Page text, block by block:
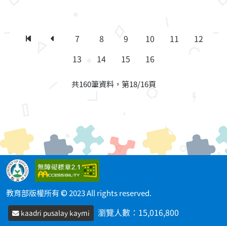
第一頁 上一頁
7 8 9 10 11
12
13
14 15 16
共160筆資料，第18/16頁
教育部版權所有 © 2023 All rights reserved.
kaadri pusalay kaymi 瀏覽人數： 15,016,800